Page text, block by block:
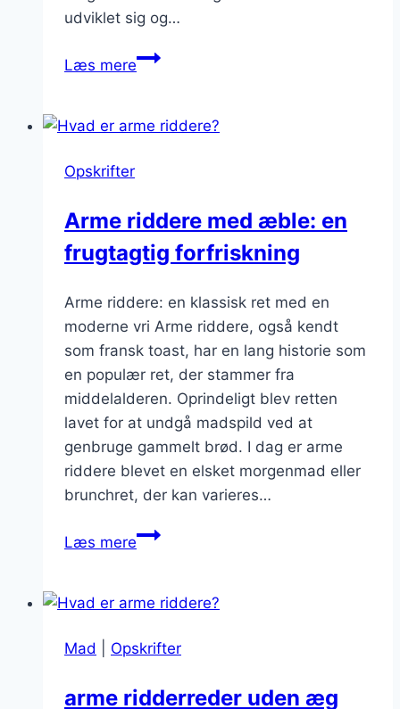
udviklet sig og…
Læs mereArme
friske
lækker
snack
Opskrifter
Arme riddere med æble: en
frugtagtig forfriskning
Arme riddere: en klassisk ret med en
moderne vri Arme riddere, også kendt
som fransk toast, har en lang historie som
en populær ret, der stammer fra
middelalderen. Oprindeligt blev retten
lavet for at undgå madspild ved at
genbruge gammelt brød. I dag er arme
riddere blevet en elsket morgenmad eller
brunchret, der kan varieres…
Læs mereArme
æble:
frugtagtig
Mad Opskrifter
arme ridderreder uden æg